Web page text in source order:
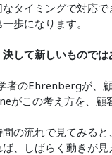
タイミングで対応
歩になります。
して新しいものでは
者のEhrenbergが、
がこの考え方を、顧
の流れで見てみる
、しばらく動きが